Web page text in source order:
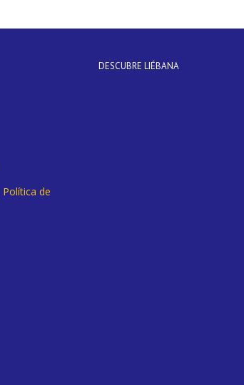
Política de
DESCUBRE LIÉBANA